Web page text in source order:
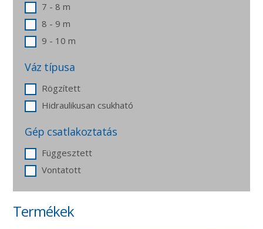
7 - 8 m
8 - 9 m
9 - 10 m
Váz típusa
Rögzített
Hidraulikusan csukható
Gép csatlakoztatás
Függesztett
Vontatott
Termékek